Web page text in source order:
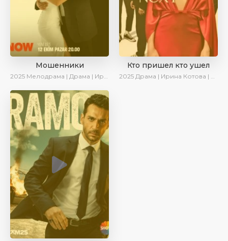
Мошенники
2025 Мелодрама | Драма | Ирина Котова | AlisaDirilis | Новинки | Сериалы 2025
Кто пришел кто ушел
2025 Драма | Ирина Котова | Новинки | Сериалы 2025